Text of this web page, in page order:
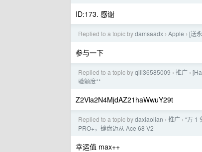
ID:173. 感谢
Replied to a topic bydamsaadx › Apple › [送
参与一下
Replied to a topic byqili36585009 › 推广 ›
验额度**
Z2Vla2N4MjdAZ21haWwuY29t
Replied to a topic bydaxiaolian › 推广 › “万 1
PRO+，键盘迈从 Ace 68 V2
幸运值 max++